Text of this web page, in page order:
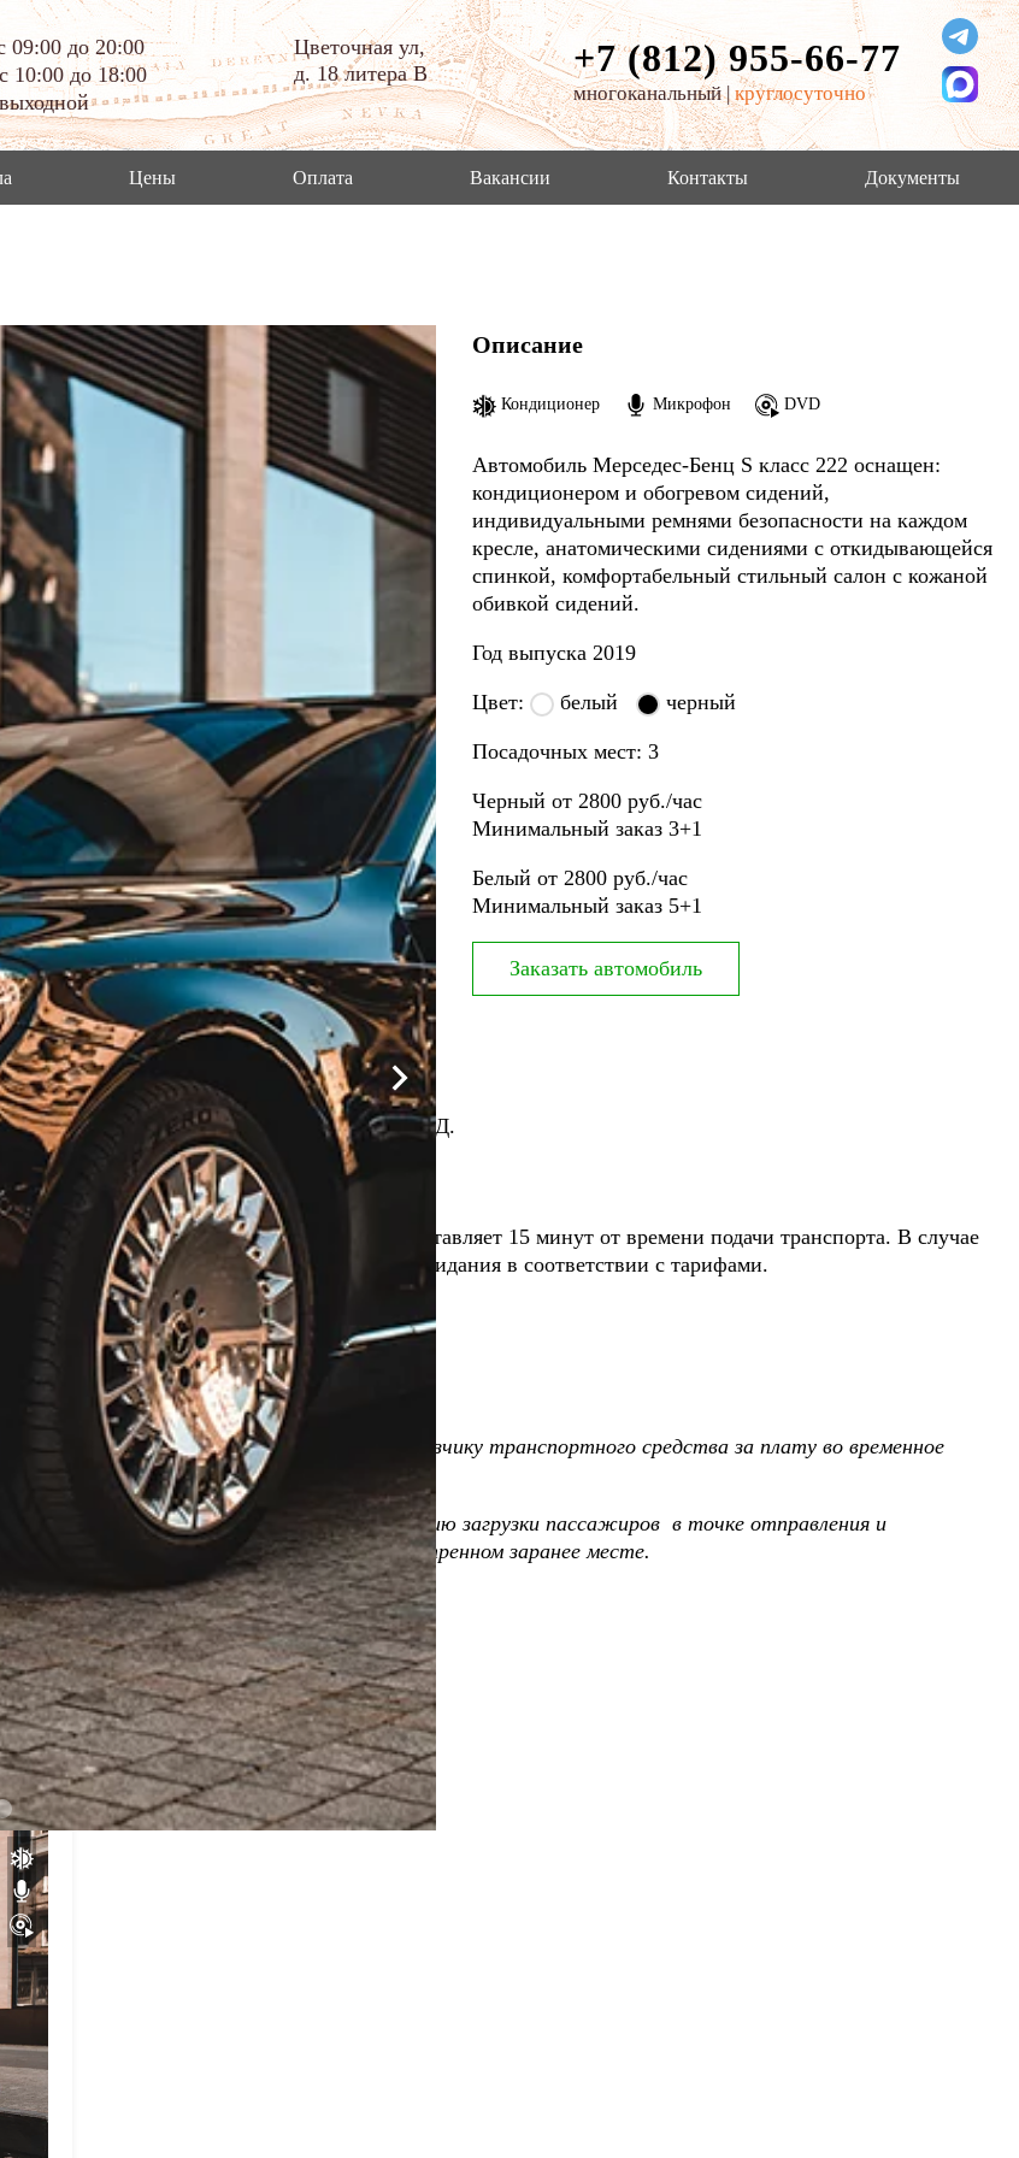
до 20:00
до 18:00
Цветочная ул,
д. 18 литера В
+7 (812) 955-66-77
многоканальный |круглосуточно
Цены Оплата Вакансии Контакты Документы
Описание
Кондиционер Микрофон DVD
Автомобиль Мерседес-Бенц S класс 222 оснащен:
кондиционером и обогревом сидений,
индивидуальными ремнями безопасности на каждом
кресле, анатомическими сидениями с откидывающейся
спинкой, комфортабельный стильный салон с кожаной
обивкой сидений.
Год выпуска 2019
Цвет: белый черный
Посадочных мест: 3
Черный от 2800 руб./час
Минимальный заказ 3+1
Белый от 2800 руб./час
Минимальный заказ 5+1
Заказать автомобиль
+ 2 часа подачи без выезда за КАД.
дополнительно.
пассажиров в точке отправления составляет 15 минут от времени подачи транспорта. В случае
оплачивается дополнительно каждый час ожидания в соответствии с тарифами.
количества часов.
увеличиваются.
скидки.
понимается предоставление заказчику транспортного средства за плату во временное
которая включает в себя организацию загрузки пассажиров в точке отправления и
адреса до адреса» с оплатой в предусмотренном заранее месте.